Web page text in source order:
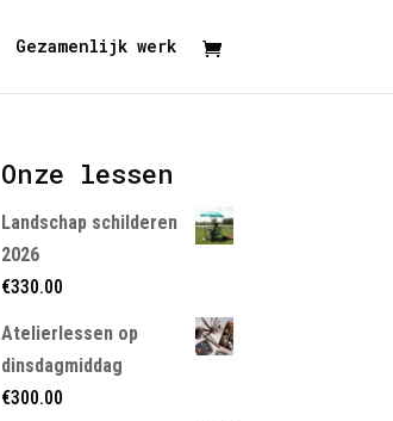
Gezamenlijk werk
Onze lessen
Landschap schilderen
2026
€330.00
Atelierlessen op
dinsdagmiddag
€300.00